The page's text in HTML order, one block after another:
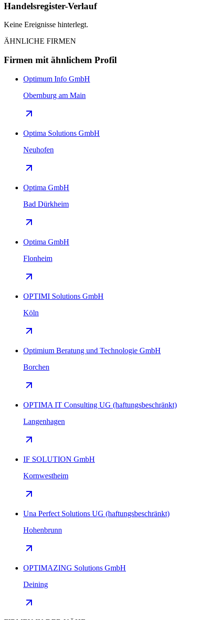
Handelsregister-Verlauf
Keine Ereignisse hinterlegt.
ÄHNLICHE FIRMEN
Firmen mit ähnlichem Profil
Optimum Info GmbH
Obernburg am Main
Optima Solutions GmbH
Neuhofen
Optima GmbH
Bad Dürkheim
Optima GmbH
Flonheim
OPTIMI Solutions GmbH
Köln
Optimium Beratung und Technologie GmbH
Borchen
OPTIMA IT Consulting UG (haftungsbeschränkt)
Langenhagen
IF SOLUTION GmbH
Kornwestheim
Una Perfect Solutions UG (haftungsbeschränkt)
Hohenbrunn
OPTIMAZING Solutions GmbH
Deining